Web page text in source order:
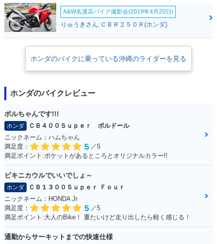
2014年 Giorno・カ
2013年 Giorno Spe
2012年 Giorno SP
2012年 Giorno・カ
ラーチェンジ
登場
1997年 Giorno DEL
UXE・カラーチェン
ジ
1997年 Giorno・カ
ラーチェンジ
cial・特別・限定仕
様
A&W名護店バイク撮影会(2019年4月20日)
りゅうきさん:ＣＢＲ２５０Ｒ(ホンダ)
ホンダのバイクに乗っている沖縄のライダーを見る
ホンダのバイクレビュー
ボルちゃんです!!!
ホンダ
ＣＢ４００Ｓｕｐｅｒ ボルドール
ニックネーム：ハムちゃん
満足度：
5 ／5
満足ポイント:ポケットがあるところとオリジナルカラー!!
ビキニカウルでいいでしょ～
ホンダ
ＣＢ１３００Ｓｕｐｅｒ Ｆｏｕｒ
ニックネーム：HONDA Jr
満足度：
5 ／5
満足ポイント:大人のBike！ 重たいけど走り出したら軽く感じる！
通勤からサーキットまでの快速仕様